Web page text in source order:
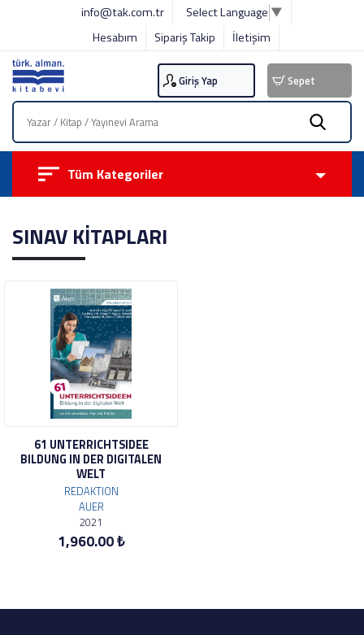
info@tak.com.tr Select Language ▼
Hesabım
Sipariş Takip İletişim
Giriş Yap Sepet
Tüm Kategoriler
SINAV KİTAPLARI
61 UNTERRICHTSIDEE
BILDUNG IN DER DIGITALEN
WELT
REDAKTION
AUER
2021
1,960.00 ₺